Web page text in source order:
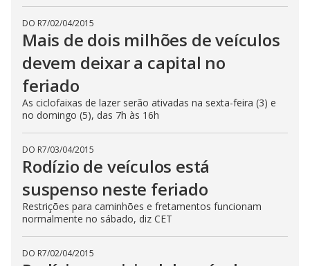
DO R7/02/04/2015
Mais de dois milhões de veículos
devem deixar a capital no
feriado
As ciclofaixas de lazer serão ativadas na sexta-feira (3) e
no domingo (5), das 7h às 16h
DO R7/03/04/2015
Rodízio de veículos está
suspenso neste feriado
Restrições para caminhões e fretamentos funcionam
normalmente no sábado, diz CET
DO R7/02/04/2015